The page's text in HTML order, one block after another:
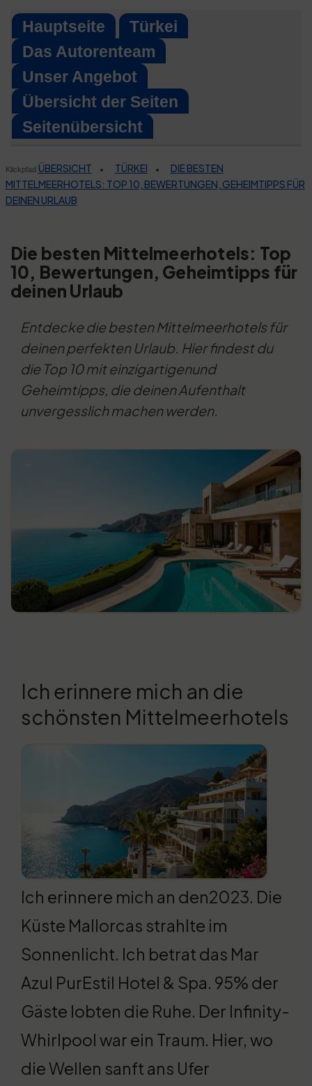
Skip
content
Hauptseite
Türkei
Das Autorenteam
Unser Angebot
Übersicht der Seiten
Seitenübersicht
Klickpfad ÜBERSICHT • TÜRKEI •
DIE BESTEN
MITTELMEERHOTELS: TOP 10, BEWERTUNGEN, GEHEIMTIPPS FÜR
DEINEN URLAUB
Die besten Mittelmeerhotels: Top
10, Bewertungen, Geheimtipps für
deinen Urlaub
Entdecke die besten Mittelmeerhotels für
deinen perfekten Urlaub. Hier findest du
die Top 10 mit einzigartigenund
Geheimtipps, die deinen Aufenthalt
unvergesslich machen werden.
Ich erinnere mich an die
schönsten Mittelmeerhotels
Ich erinnere mich an den2023. Die
Küste Mallorcas strahlte im
Sonnenlicht. Ich betrat das Mar
Azul PurEstil Hotel & Spa. 95% der
Gäste lobten die Ruhe. Der Infinity-
Whirlpool war ein Traum. Hier, wo
die Wellen sanft ans Ufer